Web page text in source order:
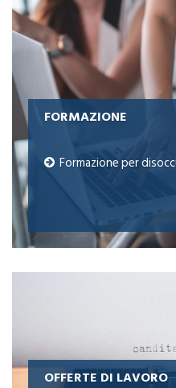
FORMAZIONE
Formazione per
OFFERTE DI LAVORO